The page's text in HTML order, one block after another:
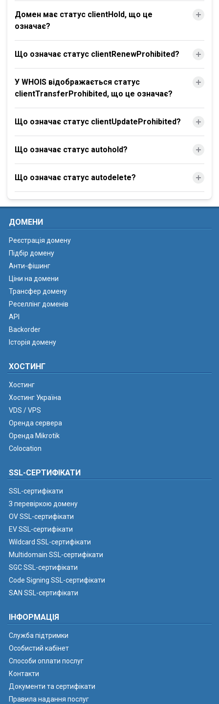
Домен має статус clientHold, що це
означає?
Що означає статус clientRenewProhibited?
У WHOIS відображається статус
clientTransferProhibited, що це означає?
Що означає статус clientUpdateProhibited?
Що означає статус autohold?
Що означає статус autodelete?
ДОМЕНИ
Реєстрація домену
Підбір домену
Анти-фішинг
Ціни на домени
Трансфер домену
Реселлінг доменів
API
Backorder
Історія домену
ХОСТИНГ
Хостинг
Хостинг Україна
VDS / VPS
Оренда сервера
Оренда Mikrotik
Colocation
SSL-СЕРТИФІКАТИ
SSL-сертифікати
З перевіркою домену
OV SSL-сертифікати
EV SSL-сертифікати
Wildcard SSL-сертифікати
Multidomain SSL-сертифікати
SGC SSL-сертифікати
Code Signing SSL-сертифікати
SAN SSL-сертифікати
ІНФОРМАЦІЯ
Служба підтримки
Особистий кабінет
Способи оплати послуг
Контакти
Документи та сертифікати
Правила надання послуг